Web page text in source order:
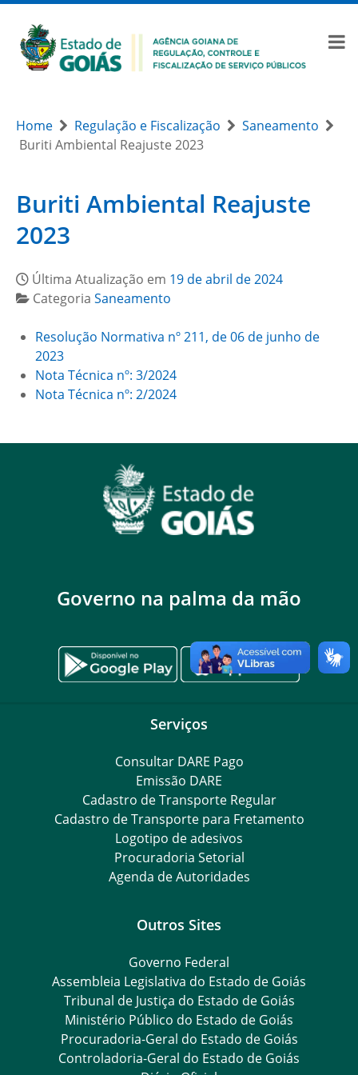
Home Regulação e Fiscalização
Saneamento
Buriti Ambiental Reajuste 2023
Buriti Ambiental Reajuste
2023
Última Atualização em 19 de abril de 2024
Categoria Saneamento
Resolução Normativa nº 211, de 06 de junho de
2023
Nota Técnica nº: 3/2024
Nota Técnica nº: 2/2024
Governo na palma da mão
Serviços
Consultar DARE Pago
Emissão DARE
Cadastro de Transporte Regular
Cadastro de Transporte para Fretamento
Logotipo de adesivos
Procuradoria Setorial
Agenda de Autoridades
Outros Sites
Governo Federal
Assembleia Legislativa do Estado de Goiás
Tribunal de Justiça do Estado de Goiás
Ministério Público do Estado de Goiás
Procuradoria-Geral do Estado de Goiás
Controladoria-Geral do Estado de Goiás